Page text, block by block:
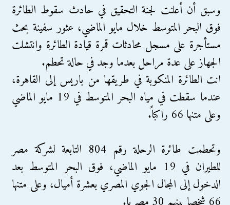
وسبق أن أعلنت لجنة التحقيق في حادث سقوط الطائرة
فوق البحر المتوسط خلال مايو الماضي، عثور سفينة بحث
مستأجرة على مسجل محادثات قمرة قيادة الطائرة وانتشلت
الجهاز على عدة مراحل بعدما وجد في حالة تحطم.
انت الطائرة المنكوبة في طريقها من باريس إلى القاهرة،
عندما سقطت في مياه البحر المتوسط في 19 مايو الماضي
وعلى متنها 66 راكباً.
وتحطمت طائرة الرحلة رقم 804 التابعة لشركة مصر
للطيران في 19 مايو الماضي، فوق البحر المتوسط بعد
الدخول إلى المجال الجوي المصري بعشرة أميال، وعلى متنها